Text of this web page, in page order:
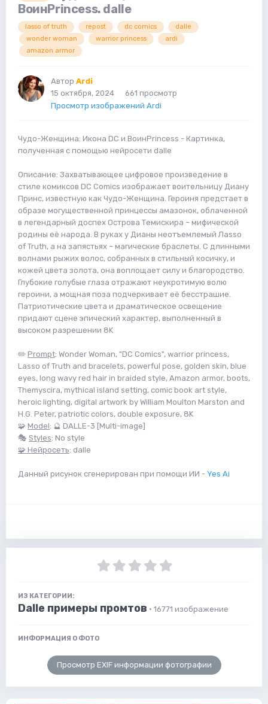
ВоинPrincess. dalle
lasso of truth repost dc comics
dalle
wonder woman
warrior princess
ardi
amazon armor
Автор Ardi
15 октября, 2024
661 просмотр
Просмотр изображений Ardi
Чудо-Женщина: Икона DC и ВоинPrincess - Картинка,
полученная с помощью нейросети dalle
Описание: Захватывающее цифровое произведение в
стиле комиксов DC Comics изображает воительницу Диану
Принс, известную как Чудо-Женщина. Героиня предстает в
образе могущественной принцессы амазонок, облаченной
в легендарный доспех Острова Темискира – мифической
родины её народа. В руках у Дианы неотъемлемый Лasso
of Truth, а на запястьях – магические браслеты. С длинными
волнами рыжих волос, собранных в стильный косичку, и
кожей цвета золота, она воплощает силу и благородство.
Глубокие голубые глаза отражают неукротимую волю
героини, а мощная поза подчеркивает её бесстрашие.
Патриотические цвета и драматическое освещение
придают сцене эпический характер, выполненный в
высоком разрешении 8K
✏️ Prompt: Wonder Woman, "DC Comics", warrior princess,
Lasso of Truth and bracelets, powerful pose, golden skin, blue
eyes, long wavy red hair in braided style, Amazon armor, boots,
Themyscira, mythical island setting, comic book art style,
heroic lighting, digital artwork by William Moulton Marston and
H.G. Peter, patriotic colors, double exposure, 8K
🧩 Model: 🔮 DALLE-3 [Multi-image]
🎭 Styles: No style
🧩 Нейросеть: dalle
Данный рисунок сгенерирован при помощи ИИ - Yes Ai
ИЗ КАТЕГОРИИ:
Dalle примеры промтов · 16771 изображение
ИНФОРМАЦИЯ О ФОТО
Просмотр EXIF информации фотографии